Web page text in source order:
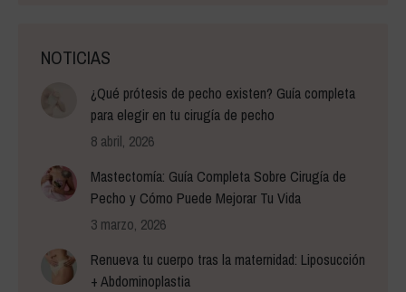
NOTICIAS
¿Qué prótesis de pecho existen? Guía completa
para elegir en tu cirugía de pecho
8 abril, 2026
Mastectomía: Guía Completa Sobre Cirugía de
Pecho y Cómo Puede Mejorar Tu Vida
3 marzo, 2026
Renueva tu cuerpo tras la maternidad: Liposucción
+ Abdominoplastia